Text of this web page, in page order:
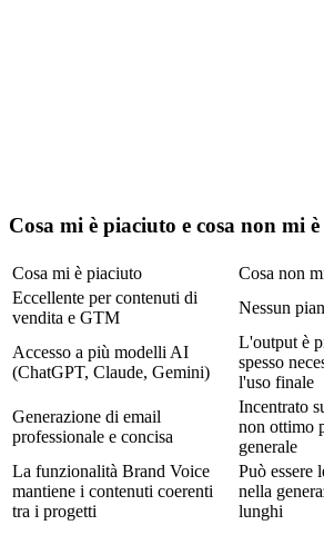
Cosa mi è piaciuto e cosa non mi
Cosa mi è piaciuto
Cosa non
Eccellente per contenuti di
vendita e GTM
Nessun
Accesso a più modelli AI
(ChatGPT, Claude, Gemini)
L'output è
spesso
l'uso finale
Generazione di email
professionale e concisa
Incentrato
non ottimo
generale
La funzionalità Brand Voice
mantiene i contenuti coerenti
tra i progetti
Può essere
nella
lunghi